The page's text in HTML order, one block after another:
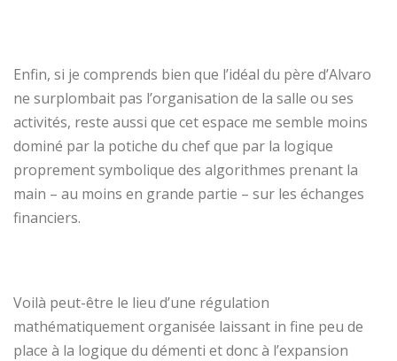
Enfin, si je comprends bien que l’idéal du père d’Alvaro
ne surplombait pas l’organisation de la salle ou ses
activités, reste aussi que cet espace me semble moins
dominé par la potiche du chef que par la logique
proprement symbolique des algorithmes prenant la
main – au moins en grande partie – sur les échanges
financiers.
Voilà peut-être le lieu d’une régulation
mathématiquement organisée laissant in fine peu de
place à la logique du démenti et donc à l’expansion